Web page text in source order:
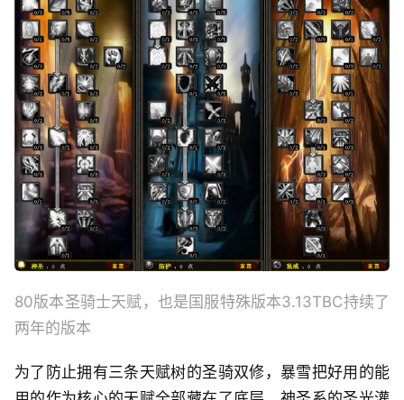
80版本圣骑士天赋，也是国服特殊版本3.13TBC持续了
两年的版本
为了防止拥有三条天赋树的圣骑双修，暴雪把好用的能